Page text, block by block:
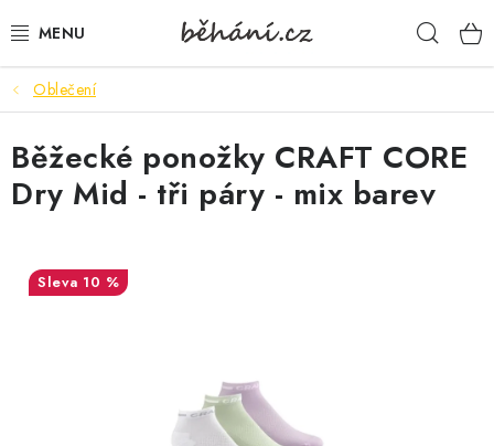
na
BOTY PÁNSKÉ
BOTY DÁMSKÉ
PÁNSKÉ OBLEČENÍ
DÁMSKÉ OBLEČENÍ
Oblečení
Běžecké ponožky CRAFT CORE
Dry Mid - tři páry - mix barev
10 %